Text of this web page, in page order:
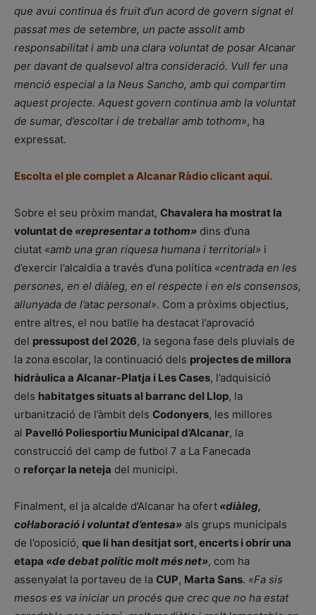
que avui continua és fruit d’un acord de govern signat el
passat mes de setembre, un pacte assolit amb
responsabilitat i amb una clara voluntat de posar Alcanar
per davant de qualsevol altra consideració. Vull fer una
menció especial a la Neus Sancho, amb qui compartim
aquest projecte. Aquest govern continua amb la voluntat
de sumar, d’escoltar i de treballar amb tothom», ha
expressat.
Escolta el ple complet a Alcanar Ràdio clicant aquí.
Sobre el seu pròxim mandat, Chavalera ha mostrat la
voluntat de «representar a tothom» dins d’una
ciutat «amb una gran riquesa humana i territorial» i
d’exercir l’alcaldia a través d’una política «centrada en les
persones, en el diàleg, en el respecte i en els consensos,
allunyada de l’atac personal». Com a pròxims objectius,
entre altres, el nou batlle ha destacat l’aprovació
del pressupost del 2026, la segona fase dels pluvials de
la zona escolar, la continuació dels projectes de millora
hidràulica a Alcanar-Platja i Les Cases, l’adquisició
dels habitatges situats al barranc del Llop, la
urbanització de l’àmbit dels Codonyers, les millores
al Pavelló Poliesportiu Municipal d’Alcanar, la
construcció del camp de futbol 7 a La Fanecada
o reforçar la neteja del municipi.
Finalment, el ja alcalde d’Alcanar ha ofert «diàleg,
col·laboració i voluntat d’entesa» als grups municipals
de l’oposició, que li han desitjat sort, encerts i obrir una
etapa «de debat polític molt més net», com ha
assenyalat la portaveu de la CUP, Marta Sans. «Fa sis
mesos es va iniciar un procés que crec que no ha estat